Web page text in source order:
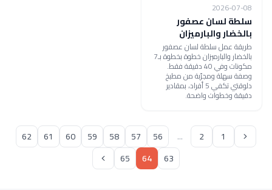
2026-07-08
سلطة لسان عصفور
بالخضار والبارميزان
طريقة عمل سلطة لسان عصفور
بالخضار والبارميزان خطوة بخطوة بـ7
مكونات وفي 40 دقيقة فقط.
وصفة سهلة ومجرّبة من مطبخ
دلوقتي تكفي 5 أفراد، بمقادير
دقيقة وخطوات واضحة.
1
2
...
56
57
58
59
60
61
62
63
64
65